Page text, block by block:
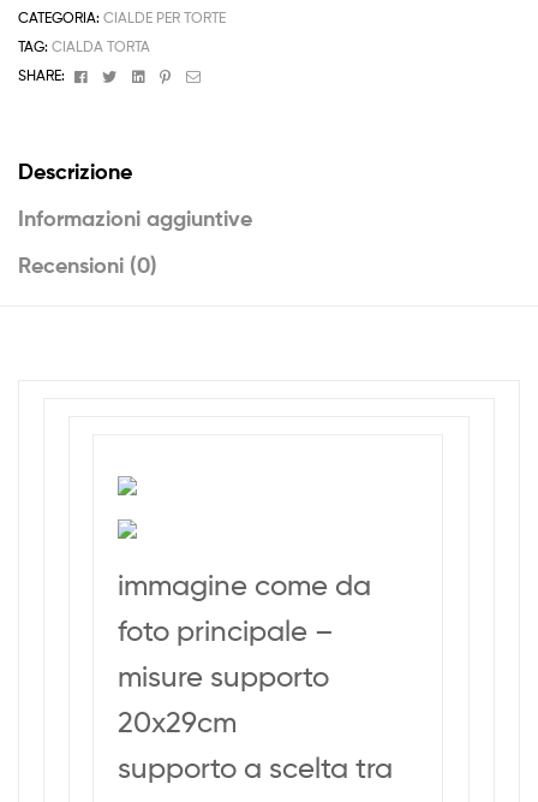
NOME
A4
CATEGORIA: CIALDE PER TORTE
TAG: CIALDA TORTA
SHARE:
FacebookTwitterLinkedinPinterest
Email
Descrizione
Informazioni aggiuntive
Recensioni (0)
immagine come da
foto principale –
misure supporto
20x29cm
supporto a scelta tra